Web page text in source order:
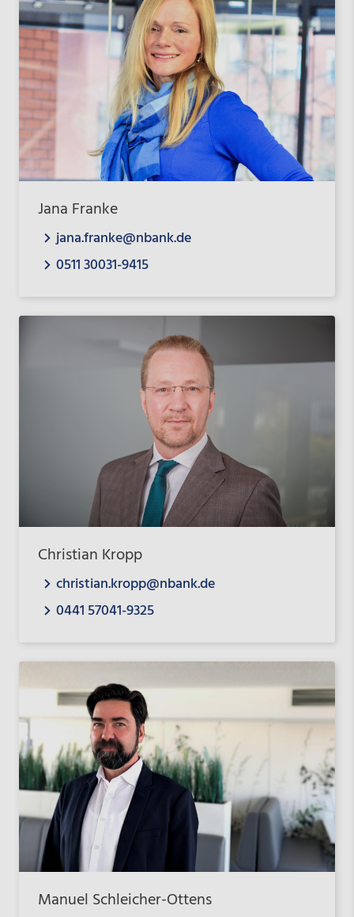
Jana Franke
jana.franke@nbank.de
0511 30031-9415
Christian Kropp
christian.kropp@nbank.de
0441 57041-9325
Manuel Schleicher-Ottens